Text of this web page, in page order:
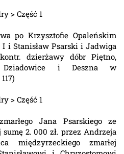
> Część 1
po Krzysztofie Opaleńskim
i Stanisław Psarski i Jadwiga
dzierżawy dóbr Piętno,
Dziadowice i Deszna w
> Część 1
Jana Psarskiego ze
2. 000 zł. przez Andrzeja
międzyrzeckiego zmarłej